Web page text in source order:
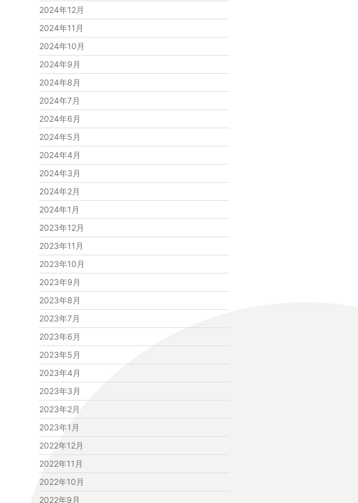
2024年12月
2024年11月
2024年10月
2024年9月
2024年8月
2024年7月
2024年6月
2024年5月
2024年4月
2024年3月
2024年2月
2024年1月
2023年12月
2023年11月
2023年10月
2023年9月
2023年8月
2023年7月
2023年6月
2023年5月
2023年4月
2023年3月
2023年2月
2023年1月
2022年12月
2022年11月
2022年10月
2022年9月